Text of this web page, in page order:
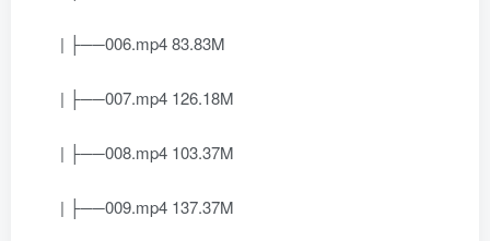
| ├──006.mp4 83.83M
| ├──007.mp4 126.18M
| ├──008.mp4 103.37M
| ├──009.mp4 137.37M